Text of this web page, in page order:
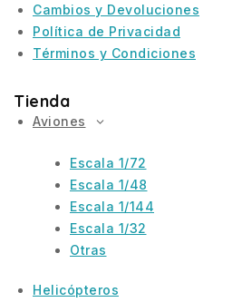
Cambios y Devoluciones
Política de Privacidad
Términos y Condiciones
Tienda
Aviones
Escala 1/72
Escala 1/48
Escala 1/144
Escala 1/32
Otras
Helicópteros